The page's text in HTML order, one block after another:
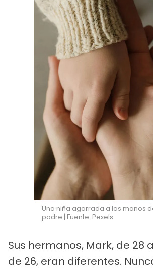
Una niña agarrada a las manos
padre | Fuente: Pexels
Sus hermanos, Mark, de 28
de 26, eran diferentes.